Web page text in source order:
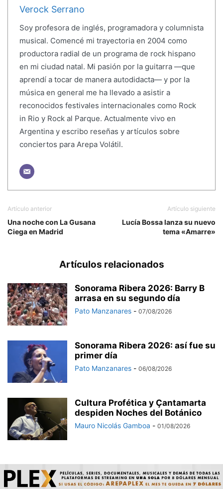
Verock Serrano
Soy profesora de inglés, programadora y columnista
musical. Comencé mi trayectoria en 2004 como
productora radial de un programa de rock hispano
en mi ciudad natal. Mi pasión por la guitarra —que
aprendí a tocar de manera autodidacta— y por la
música en general me ha llevado a asistir a
reconocidos festivales internacionales como Rock
in Rio y Rock al Parque. Actualmente vivo en
Argentina y escribo reseñas y artículos sobre
conciertos para Arepa Volátil.
Artículo anterior
Una noche con La Gusana
Ciega en Madrid
Artículo siguiente
Lucía Bossa lanza su nuevo
tema «Amarre»
Artículos relacionados
Sonorama Ribera 2026: Barry B
arrasa en su segundo día
Pato Manzanares - 07/08/2026
Sonorama Ribera 2026: así fue su
primer día
Pato Manzanares - 06/08/2026
Cultura Profética y Çantamarta
despiden Noches del Botánico
Mauro Nicolás Gamboa - 01/08/2026